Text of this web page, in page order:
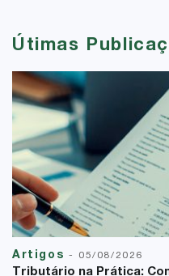
Útimas
Artigos - 05/08/2026
Tributário na Prática: